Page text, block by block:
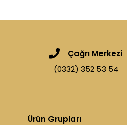
Çağrı Merkezi
(0332) 352 53 54
Ürün Grupları